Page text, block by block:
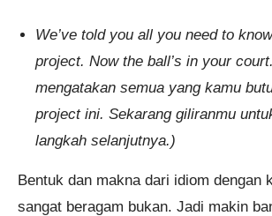
We’ve told you all you need to
project. Now the ball’s in your
mengatakan semua yang kamu
project ini. Sekarang giliranmu
langkah selanjutnya.)
Bentuk dan makna dari idiom dengan
sangat beragam bukan. Jadi makin